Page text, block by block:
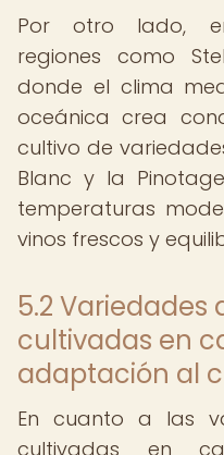
Por otro lado,
regiones como
donde el clima
oceánica crea
cultivo de
Blanc y la
temperaturas
vinos frescos y
5.2 Variedades
cultivadas en
adaptación al
En cuanto a las
cultivadas en